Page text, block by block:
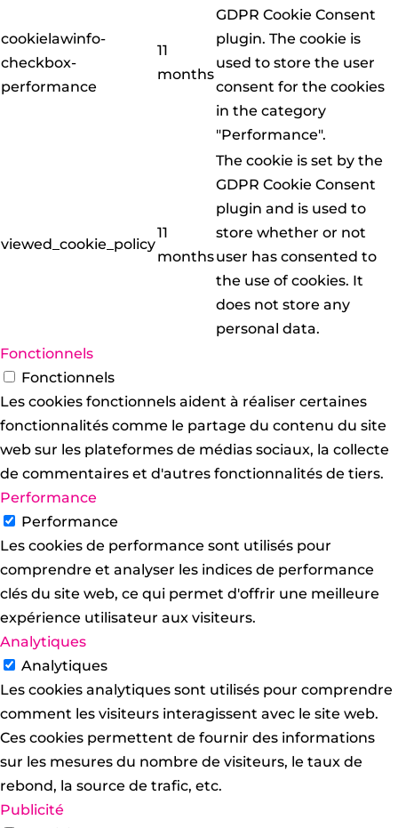
cookielawinfo-
checkbox-
performance
11
months
GDPR Cookie Consent
plugin. The cookie is
used to store the user
consent for the cookies
in the category
"Performance".
viewed_cookie_policy
11
months
The cookie is set by the
GDPR Cookie Consent
plugin and is used to
store whether or not
user has consented to
the use of cookies. It
does not store any
personal data.
Fonctionnels
Fonctionnels
Les cookies fonctionnels aident à réaliser certaines
fonctionnalités comme le partage du contenu du site
web sur les plateformes de médias sociaux, la collecte
de commentaires et d'autres fonctionnalités de tiers.
Performance
Performance
Les cookies de performance sont utilisés pour
comprendre et analyser les indices de performance
clés du site web, ce qui permet d'offrir une meilleure
expérience utilisateur aux visiteurs.
Analytiques
Analytiques
Les cookies analytiques sont utilisés pour comprendre
comment les visiteurs interagissent avec le site web.
Ces cookies permettent de fournir des informations
sur les mesures du nombre de visiteurs, le taux de
rebond, la source de trafic, etc.
Publicité